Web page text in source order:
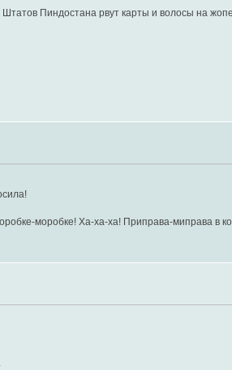
Пиндостана рвут карты и волосы на
моробке! Ха-ха-ха! Приправа-миправа в